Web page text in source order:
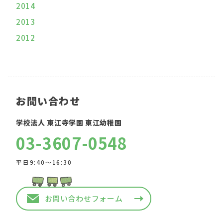
2014
2013
2012
お問い合わせ
学校法人 東江寺学園 東江幼稚園
03-3607-0548
平日9:40〜16:30
お問い合わせフォーム